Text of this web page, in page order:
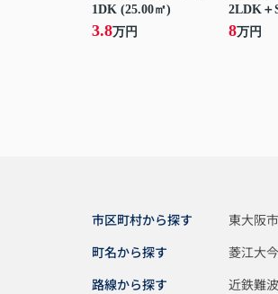
1DK (25.00㎡)
3.8万円
2LDK＋
8万円
市区町村から探す 東大阪市
町名から探す
菱江大
路線から探す
近鉄難